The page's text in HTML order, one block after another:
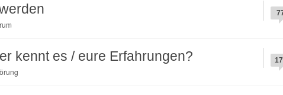
kennt es / eure Erfahrungen?